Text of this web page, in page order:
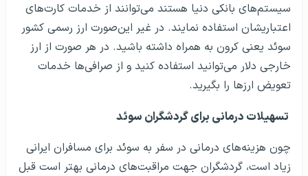
سیستم‌های بانکی دنیا هستند می‌توانند از خدمات کارت‌های
اعتباریشان استفاده نمایند. در غیر این‌صورت ارز رسمی کشور
سوئد یعنی کرون به همراه داشته باشید. در هر صورت از ارز
خارجی دلار می‌توانید استفاده کنید و از صرافی‌ها خدمات
تعویض ارزها را بگیرید.
تسهیلات درمانی برای گردشگران سوئد
چون هزینه‌های درمانی در سفر به سوئد برای مسافران ایرانی
زیاد است، گردشگران جهت مراقبت‌های درمانی بهتر است قبل